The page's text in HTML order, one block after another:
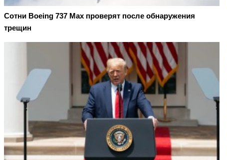
Сотни Boeing 737 Max проверят после обнаружения
трещин